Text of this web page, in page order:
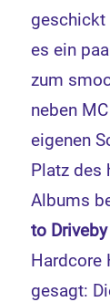
geschickt
es ein
zum
neben
eigenen
Platz des
Albums
to Driveby
Hardcore
gesagt: